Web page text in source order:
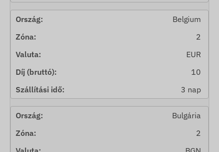
Belgium
2
EUR
10
3 nap
Bulgária
2